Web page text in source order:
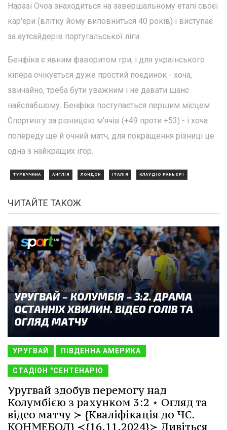
Наразі Очоа знаходиться на завершальному етапі своєї
кар'єри (влітку йому виповниться 40 років) і виступає
за аутсайдерів португальської ліги.
Бенфіка є явним фаворитом гри, і для українського
кіпера очікується дуже простий поєдинок - хоча,
звичайно, треба бути уважним і не давати шанс
найслабшому. Бенфіка поступається першим місцем
Спортингу за різницею м'ячів (+49 проти +53) - і хоча
попереду ще й очний матч, для покращення різниці це
одна з найкращих ігор.
ТУРЕЧЧИНА АНГЛІЯ ЛОНДОН ІТАЛІЯ КЛАУДІО РАНЬЄРІ
ЧИТАЙТЕ ТАКОЖ
УРУГВАЙ ПІВДЕННА АМЕРИКА
СТАДІОН "СЕНТЕНАРІО
Уругвай здобув перемогу над
Колумбією з рахунком 3:2 ⋆ Огляд та
відео матчу ≻ {Кваліфікація до ЧС.
КОНМЕБОЛ} ≺{16.11.2024}≻ Дивіться